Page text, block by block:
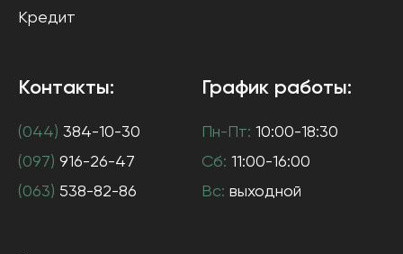
Кредит
Контакты:
(044) 384-10-30
(097) 916-26-47
(063) 538-82-86
График работы:
Пн-Пт: 10:00-18:30
Сб: 11:00-16:00
Вс: выходной